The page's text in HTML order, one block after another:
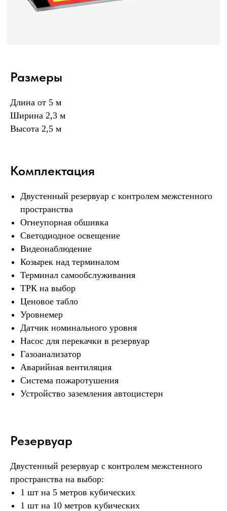
Размеры
Длина от 5 м
Ширина 2,3 м
Высота 2,5 м
Комплектация
Двустенный резервуар с контролем межстенного
пространства
Огнеупорная обшивка
Светодиодное освещение
Видеонаблюдение
Козырек над терминалом
Терминал самообслуживания
ТРК на выбор
Ценовое табло
Уровнемер
Датчик номинального уровня
Насос для перекачки в резервуар
Газоанализатор
Аварийная вентиляция
Система пожаротушения
Устройство заземления автоцистерн
Резервуар
Двустенный резервуар с контролем межстенного
пространства на выбор:
1 шт на 5 метров кубических
1 шт на 10 метров кубических